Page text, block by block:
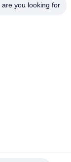
هاتف
you looking for?